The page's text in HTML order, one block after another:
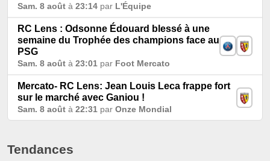
Sam. 8 août à 23:14 par L'Équipe
RC Lens : Odsonne Édouard blessé à une
semaine du Trophée des champions face au
PSG
Sam. 8 août à 23:01 par Foot Mercato
Mercato- RC Lens: Jean Louis Leca frappe fort
sur le marché avec Ganiou !
Sam. 8 août à 22:31 par Onze Mondial
Tendances